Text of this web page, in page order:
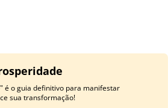
é o guia definitivo para manifestar
sua transformação!